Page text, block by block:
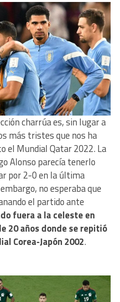
charrúa es, sin lugar a
más tristes que nos ha
el Mundial Qatar 2022. La
Alonso parecía tenerlo
por 2-0 en la última
no esperaba que
el partido ante
fuera a la celeste en
20 años donde se repitió
Corea-Japón 2002.